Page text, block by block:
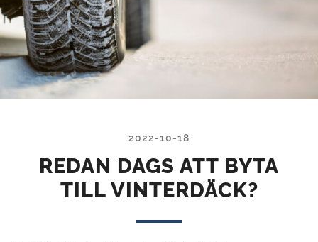
2022-10-18
REDAN DAGS ATT BYTA
TILL VINTERDÄCK?